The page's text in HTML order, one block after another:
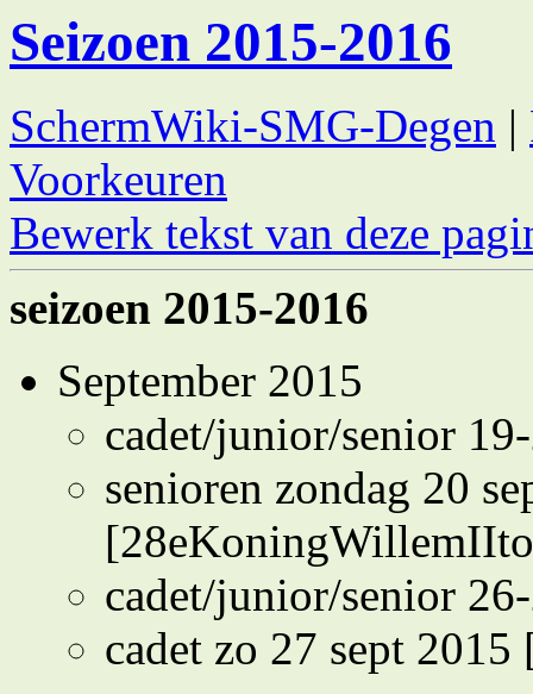
Seizoen 2015-2016
SchermWiki-SMG-Degen |
Voorkeuren
Bewerk tekst van deze
seizoen 2015-2016
September 2015
cadet/junior/senior
senioren zondag 20
cadet/junior/senior
cadet zo 27 sept 2015